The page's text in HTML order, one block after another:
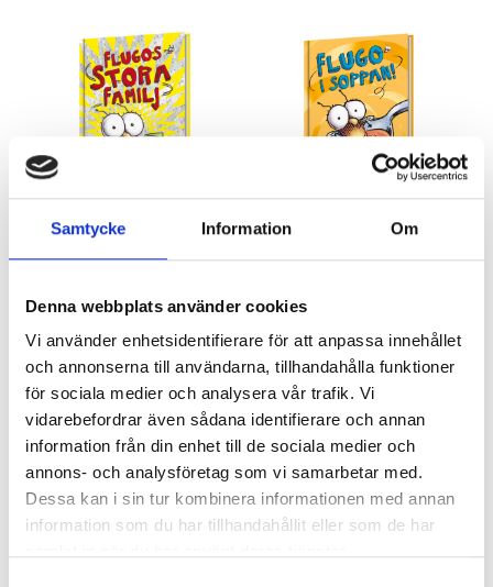
Samtycke Information Om
Denna webbplats använder cookies
Vi använder enhetsidentifierare för att anpassa innehållet
och annonserna till användarna, tillhandahålla funktioner
för sociala medier och analysera vår trafik. Vi
vidarebefordrar även sådana identifierare och annan
information från din enhet till de sociala medier och
annons- och analysföretag som vi samarbetar med.
Dessa kan i sin tur kombinera informationen med annan
information som du har tillhandahållit eller som de har
Flugos stora familj
156 kr
Flugo i soppan!
Köp